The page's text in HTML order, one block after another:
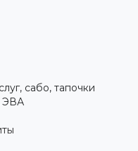
сабо, тапочки
ЭВА